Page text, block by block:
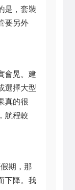
是，套裝
要另外
會晃。建
選擇大型
真的很
航程較
期，那
下降。我